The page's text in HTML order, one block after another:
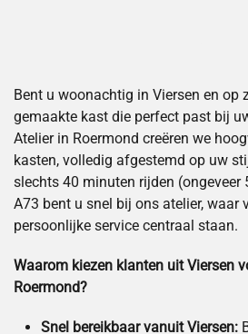
Bent u woonachtig in Viersen en op
gemaakte kast die perfect past bij
Atelier in Roermond creëren we
kasten, volledig afgestemd op uw
slechts 40 minuten rijden (ongeveer
A73 bent u snel bij ons atelier, waar
persoonlijke service centraal staan.
Waarom kiezen klanten uit Viersen
Roermond?
Snel bereikbaar vanuit Viersen: